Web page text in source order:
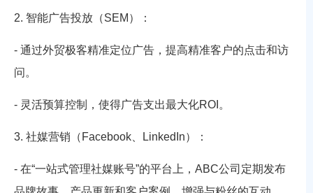
2. 智能广告投放（SEM）：
- 通过外贸极客精准定位广告，提高精准客户的点击和访
问。
- 灵活预算控制，使得广告支出最大化ROI。
3. 社媒营销（Facebook、LinkedIn）：
- 在“一站式管理社媒账号”的平台上，ABC公司定期发布